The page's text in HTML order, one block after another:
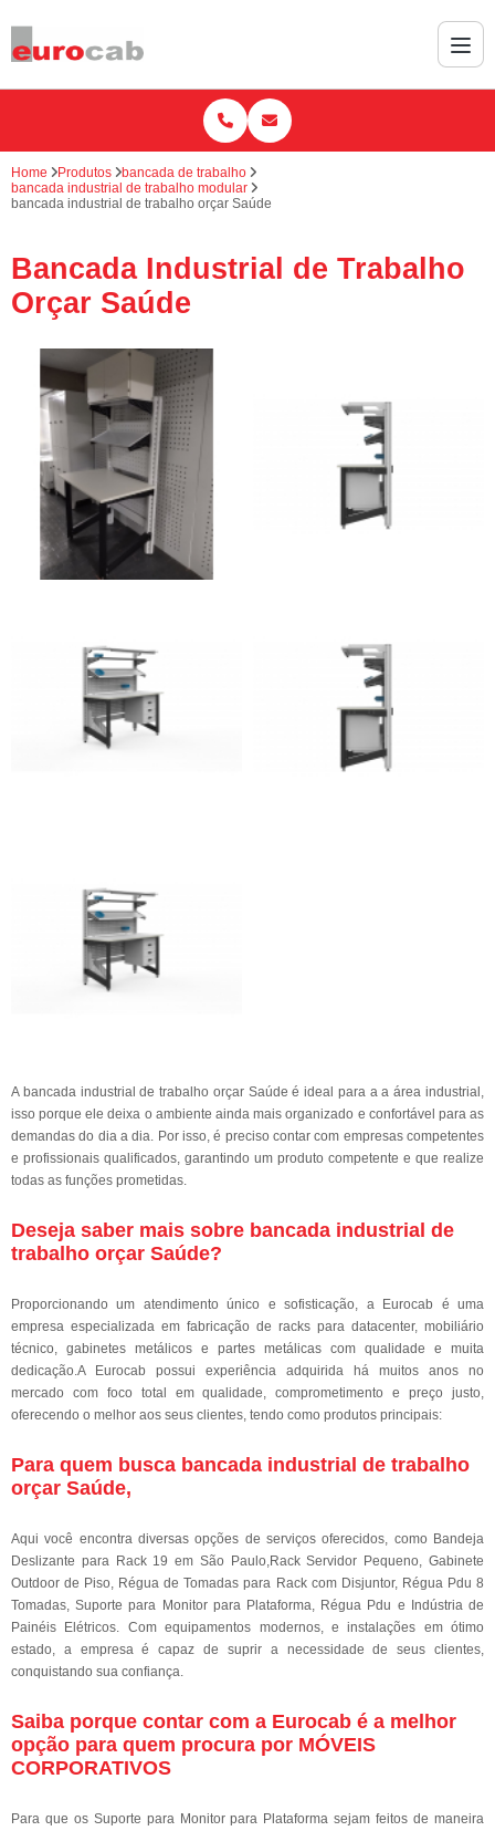
Home Produtos
bancada de trabalho
bancada industrial de trabalho modular
bancada industrial de trabalho orçar Saúde
Bancada Industrial de Trabalho
Orçar Saúde
A bancada industrial de trabalho orçar Saúde é ideal para a a área industrial,
isso porque ele deixa o ambiente ainda mais organizado e confortável para as
demandas do dia a dia. Por isso, é preciso contar com empresas competentes
e profissionais qualificados, garantindo um produto competente e que realize
todas as funções prometidas.
Deseja saber mais sobre bancada industrial de
trabalho orçar Saúde?
Proporcionando um atendimento único e sofisticação, a Eurocab é uma
empresa especializada em fabricação de racks para datacenter, mobiliário
técnico, gabinetes metálicos e partes metálicas com qualidade e muita
dedicação.A Eurocab possui experiência adquirida há muitos anos no
mercado com foco total em qualidade, comprometimento e preço justo,
oferecendo o melhor aos seus clientes, tendo como produtos principais:
Para quem busca bancada industrial de trabalho
orçar Saúde,
Aqui você encontra diversas opções de serviços oferecidos, como Bandeja
Deslizante para Rack 19 em São Paulo,Rack Servidor Pequeno, Gabinete
Outdoor de Piso, Régua de Tomadas para Rack com Disjuntor, Régua Pdu 8
Tomadas, Suporte para Monitor para Plataforma, Régua Pdu e Indústria de
Painéis Elétricos. Com equipamentos modernos, e instalações em ótimo
estado, a empresa é capaz de suprir a necessidade de seus clientes,
conquistando sua confiança.
Saiba porque contar com a Eurocab é a melhor
opção para quem procura por MÓVEIS
CORPORATIVOS
Para que os Suporte para Monitor para Plataforma sejam feitos de maneira